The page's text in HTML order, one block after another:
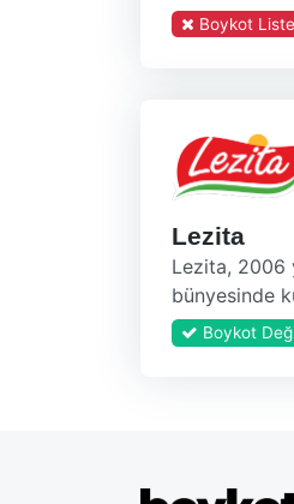
Boykot
Lezita
Lezita, 2006
bünyesinde
Boykot